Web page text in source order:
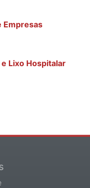
Empresas
Lixo Hospitalar